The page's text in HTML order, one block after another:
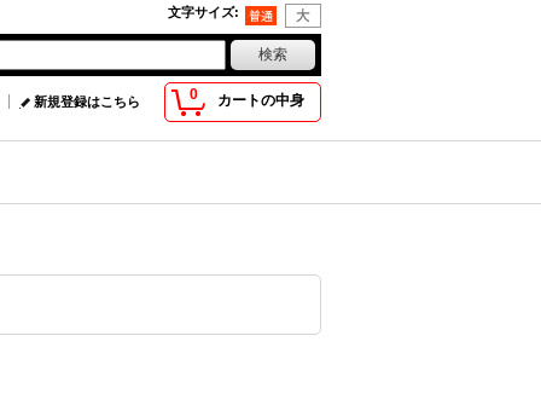
文字サイズ:
0 カートの中身
新規登録はこちら